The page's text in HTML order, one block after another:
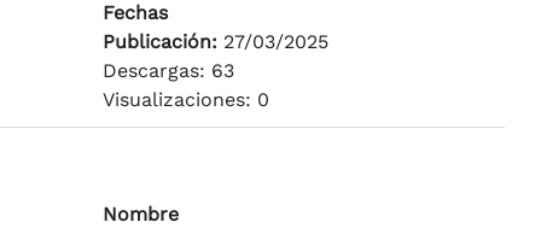
Fechas
Publicación: 27/03/2025
Descargas: 63
Visualizaciones: 0
Nombre